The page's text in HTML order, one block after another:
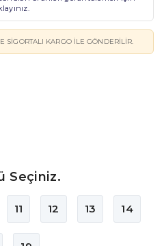
SIGORTALI KARGO ILE GÖNDERILIR.
Seçiniz.
11 12 13 14